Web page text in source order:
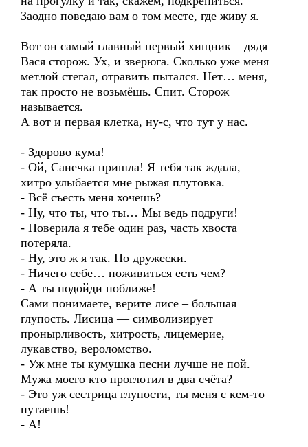
Заодно поведаю вам о том месте, где живу я.
Вот он самый главный первый хищник – дядя
Вася сторож. Ух, и зверюга. Сколько уже меня
метлой стегал, отравить пытался. Нет… меня,
так просто не возьмёшь. Спит. Сторож
называется.
А вот и первая клетка, ну-с, что тут у нас.
- Здорово кума!
- Ой, Санечка пришла! Я тебя так ждала, –
хитро улыбается мне рыжая плутовка.
- Всё съесть меня хочешь?
- Ну, что ты, что ты… Мы ведь подруги!
- Поверила я тебе один раз, часть хвоста
потеряла.
- Ну, это ж я так. По дружески.
- Ничего себе… поживиться есть чем?
- А ты подойди поближе!
Сами понимаете, верите лисе – большая
глупость. Лисица — символизирует
пронырливость, хитрость, лицемерие,
лукавство, вероломство.
- Уж мне ты кумушка песни лучше не пой.
Мужа моего кто проглотил в два счёта?
- Это уж сестрица глупости, ты меня с кем-то
путаешь!
- А!